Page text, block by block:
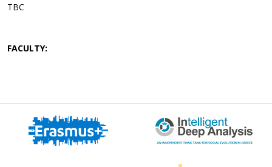
TBC
FACULTY: